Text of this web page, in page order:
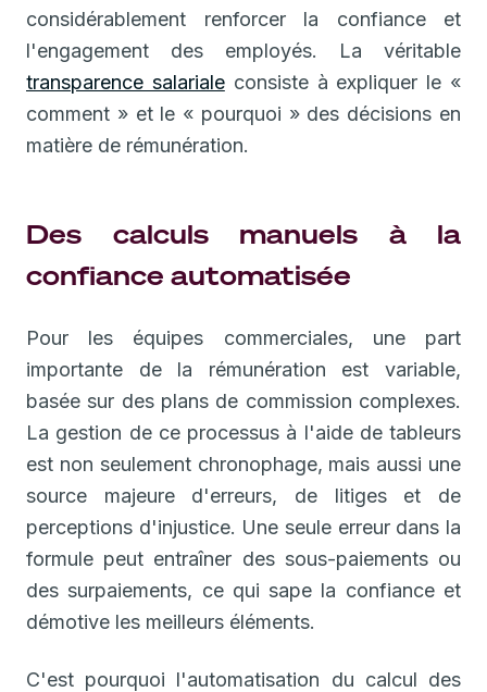
considérablement renforcer la confiance et
l'engagement des employés. La véritable
transparence salarialeconsiste à expliquer le «
comment » et le « pourquoi » des décisions en
matière de rémunération.
Des calculs manuels à la
confiance automatisée
Pour les équipes commerciales, une part
importante de la rémunération est variable,
basée sur des plans de commission complexes.
La gestion de ce processus à l'aide de tableurs
est non seulement chronophage, mais aussi une
source majeure d'erreurs, de litiges et de
perceptions d'injustice. Une seule erreur dans la
formule peut entraîner des sous-paiements ou
des surpaiements, ce qui sape la confiance et
démotive les meilleurs éléments.
C'est pourquoi l'automatisation du calcul des